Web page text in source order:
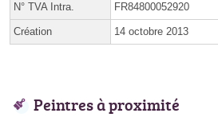
N° TVA Intra. FR84800052920
Création 14 octobre 2013
Peintres à proximité